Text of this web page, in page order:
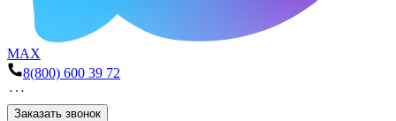
MAX
8(800) 600 39 72
Заказать звонок